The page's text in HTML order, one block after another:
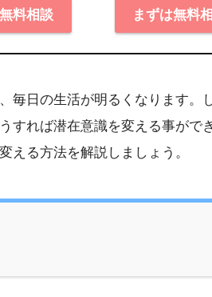
料相談 まずは無料
毎日の生活が明るくなります。
すれば潜在意識を変える事がで
える方法を解説しましょう。